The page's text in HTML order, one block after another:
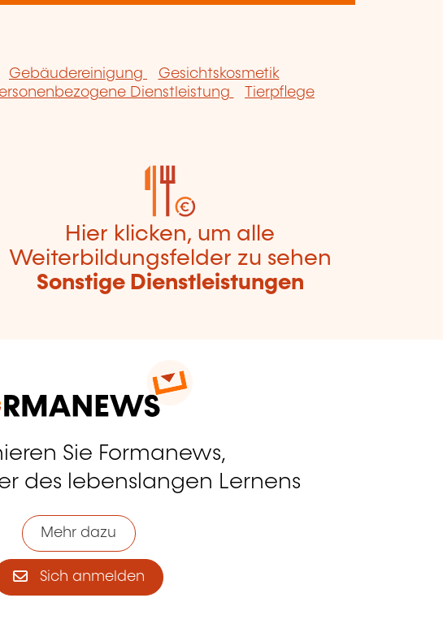
Gebäudereinigung
Gesichtskosmetik
Dienstleistung
Tierpflege
Hier klicken, um alle
Weiterbildungsfelder zu sehen
Sonstige Dienstleistungen
Sie Formanews,
des lebenslangen Lernens
Mehr dazu
Sich anmelden